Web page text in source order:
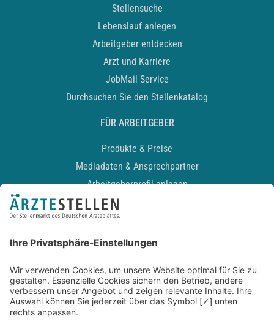
Stellensuche
Lebenslauf anlegen
Arbeitgeber entdecken
Arzt und Karriere
JobMail Service
Durchsuchen Sie den Stellenkatalog
FÜR ARBEITGEBER
Produkte & Preise
Mediadaten & Ansprechpartner
Arbeitgeberprofil anlegen
Recruiting-Podcast
Kontakt
Datenschutz
Newsletter